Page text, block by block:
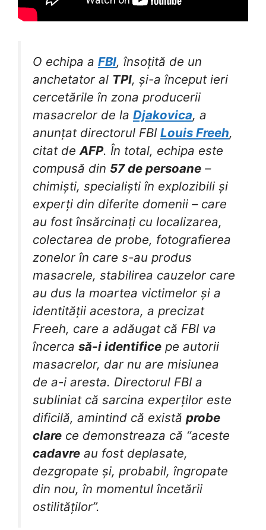
O echipa a FBI, însoțită de un
anchetator al TPI, și-a început ieri
cercetările în zona producerii
masacrelor de la Djakovica, a
anunțat directorul FBI Louis Freeh,
citat de AFP. În total, echipa este
compusă din 57 de persoane –
chimiști, specialiști în explozibili și
experți din diferite domenii – care
au fost însărcinați cu localizarea,
colectarea de probe, fotografierea
zonelor în care s-au produs
masacrele, stabilirea cauzelor care
au dus la moartea victimelor și a
identității acestora, a precizat
Freeh, care a adăugat că FBI va
încerca să-i identifice pe autorii
masacrelor, dar nu are misiunea
de a-i aresta. Directorul FBI a
subliniat că sarcina experților este
dificilă, amintind că există probe
clare ce demonstreaza că “aceste
cadavre au fost deplasate,
dezgropate și, probabil, îngropate
din nou, în momentul încetării
ostilităților”.